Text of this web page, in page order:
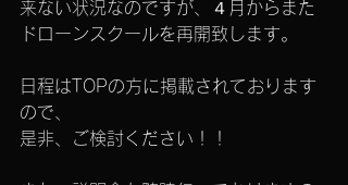
来ない状況なのですが、４月からまた
ドローンスクールを再開致します。
日程はTOPの方に掲載されております
ので、
是非、ご検討ください！！